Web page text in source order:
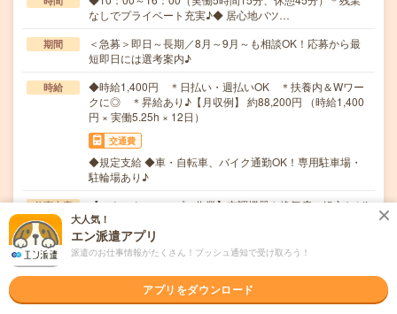
なしでプライベート充実♪◆ 居心地バツ…
期間
＜急募＞即日～長期／8月～9月～も相談OK！応募から最
短即日には選考案内♪
時給
◆時給1,400円 ＊日払い・週払いOK ＊扶養内＆Wワー
クに◎ ＊昇給あり♪【月収例】 約88,200円 （時給1,400
円 × 実働5.25h × 12日）
交通費
◆規定支給 ◆車・自転車、バイク通勤OK！専用駐車場・
駐輪場あり♪
仕事内容
【モクモク・シンプル作業】空調機器や換気扇の組立など!
コツコツ進めるシンプル作業なので集中できますよ…
応募資格
職種未経験OK / ブランクOK / パソコンスキル不要 / 英語力
◆未経験OK！＊弊社からも初めてさんが多数活躍してくれ
ています！◆ブランクOK（ブランク期間は問いま…
大人気！
エン派遣アプリ
派遣のお仕事情報がたくさん！プッシュ通知で受け取ろう！
アプリをダウンロード